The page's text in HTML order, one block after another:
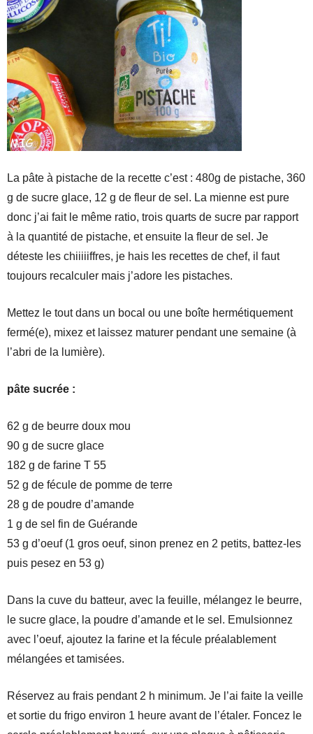
La pâte à pistache de la recette c’est : 480g de pistache, 360
g de sucre glace, 12 g de fleur de sel. La mienne est pure
donc j’ai fait le même ratio, trois quarts de sucre par rapport
à la quantité de pistache, et ensuite la fleur de sel. Je
déteste les chiiiiiffres, je hais les recettes de chef, il faut
toujours recalculer mais j’adore les pistaches.
Mettez le tout dans un bocal ou une boîte hermétiquement
fermé(e), mixez et laissez maturer pendant une semaine (à
l’abri de la lumière).
pâte sucrée :
62 g de beurre doux mou
90 g de sucre glace
182 g de farine T 55
52 g de fécule de pomme de terre
28 g de poudre d’amande
1 g de sel fin de Guérande
53 g d’oeuf (1 gros oeuf, sinon prenez en 2 petits, battez-les
puis pesez en 53 g)
Dans la cuve du batteur, avec la feuille, mélangez le beurre,
le sucre glace, la poudre d’amande et le sel. Emulsionnez
avec l’oeuf, ajoutez la farine et la fécule préalablement
mélangées et tamisées.
Réservez au frais pendant 2 h minimum. Je l’ai faite la veille
et sortie du frigo environ 1 heure avant de l’étaler. Foncez le